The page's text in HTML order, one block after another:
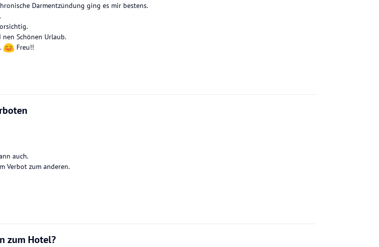
Darmentzündung ging es mir bestens.
Schönen Urlaub.
Freu!!
auch.
Verbot zum anderen.
zum Hotel?